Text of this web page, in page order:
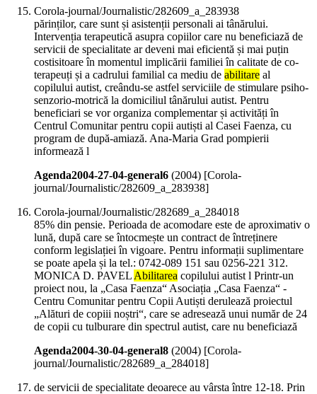
Corola-journal/Journalistic/282609_a_283938
părinților, care sunt și asistenții personali ai tânărului.
Intervenția terapeutică asupra copiilor care nu beneficiază de
servicii de specialitate ar deveni mai eficientă și mai puțin
costisitoare în momentul implicării familiei în calitate de co-
terapeuți și a cadrului familial ca mediu de abilitare al
copilului autist, creându-se astfel serviciile de stimulare psiho-
senzorio-motrică la domiciliul tânărului autist. Pentru
beneficiari se vor organiza complementar și activități în
Centrul Comunitar pentru copii autiști al Casei Faenza, cu
program de după-amiază. Ana-Maria Grad pompierii
informează l
Agenda2004-27-04-general6 (2004) [Corola-
journal/Journalistic/282609_a_283938]
Corola-journal/Journalistic/282689_a_284018
85% din pensie. Perioada de acomodare este de aproximativ o
lună, după care se întocmește un contract de întreținere
conform legislației în vigoare. Pentru informații suplimentare
se poate apela și la tel.: 0742-089 151 sau 0256-221 312.
MONICA D. PAVELAbilitarea copilului autist l Printr-un
proiect nou, la „Casa Faenza“ Asociația „Casa Faenza“ -
Centru Comunitar pentru Copii Autiști derulează proiectul
„Alături de copiii noștri“, care se adresează unui număr de 24
de copii cu tulburare din spectrul autist, care nu beneficiază
Agenda2004-30-04-general8 (2004) [Corola-
journal/Journalistic/282689_a_284018]
de servicii de specialitate deoarece au vârsta între 12-18. Prin